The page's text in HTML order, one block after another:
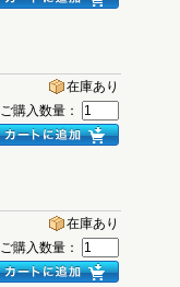
在庫あり
ご購入数量：
在庫あり
ご購入数量：